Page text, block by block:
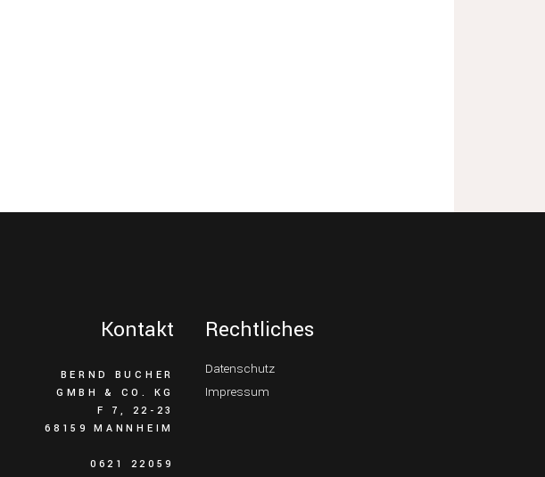
Kontakt
BERND BUCHER
GMBH & CO. KG
F 7, 22-23
68159 MANNHEIM
0621 22059
Rechtliches
Datenschutz
Impressum